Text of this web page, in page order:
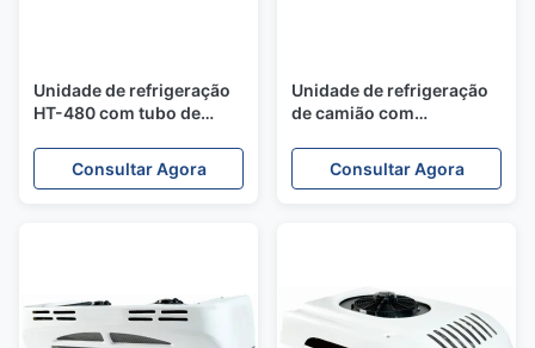
Unidade de refrigeração
HT-480 com tubo de
internas e condensador
de fluxo paralelo para
Consultar Agora
Unidade de refrigeração
de camião com
arrefecimento de 6300 W,
condensador de fluxo
Consultar Agora